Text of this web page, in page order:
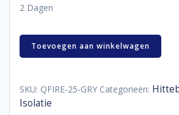
2 Dagen
Hittebestendige
hoes
m
x
Toevoegen aan winkelwagen
SKU: QFIRE-25-GRY Categorieën:
Isolatie